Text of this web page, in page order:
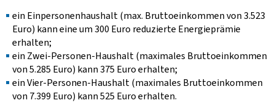
ein Einpersonenhaushalt (max. Bruttoeinkommen von 3.523
Euro) kann eine um 300 Euro reduzierte Energieprämie
erhalten;
ein Zwei-Personen-Haushalt (maximales Bruttoeinkommen
von 5.285 Euro) kann 375 Euro erhalten;
ein Vier-Personen-Haushalt (maximales Bruttoeinkommen
von 7.399 Euro) kann 525 Euro erhalten.